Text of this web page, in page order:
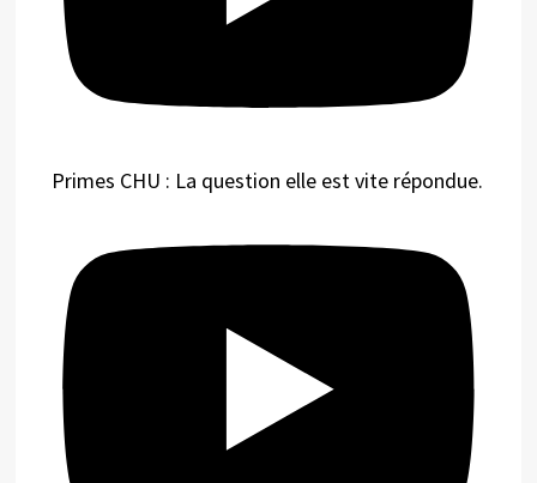
Primes CHU : La question elle est vite répondue.